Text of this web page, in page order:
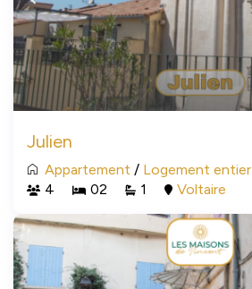
Julien
Appartement / Logement entier
4
02 1 Voltaire